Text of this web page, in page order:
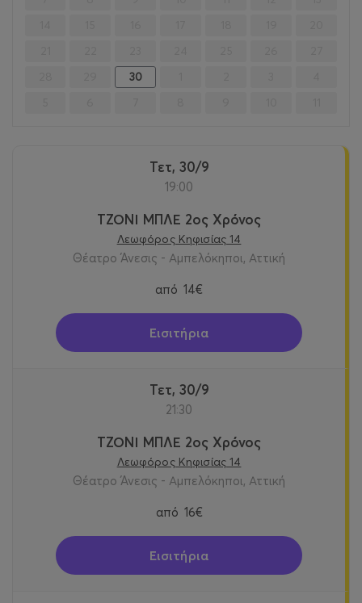
30
Τετ, 30/9
19:00
ΤΖΟΝΙ ΜΠΛΕ 2ος Χρόνος
Λεωφόρος Κηφισίας 14
Θέατρο Άνεσις - Αμπελόκηποι, Αττική
από 14€
Εισιτήρια
Τετ, 30/9
21:30
ΤΖΟΝΙ ΜΠΛΕ 2ος Χρόνος
Λεωφόρος Κηφισίας 14
Θέατρο Άνεσις - Αμπελόκηποι, Αττική
από 16€
Εισιτήρια